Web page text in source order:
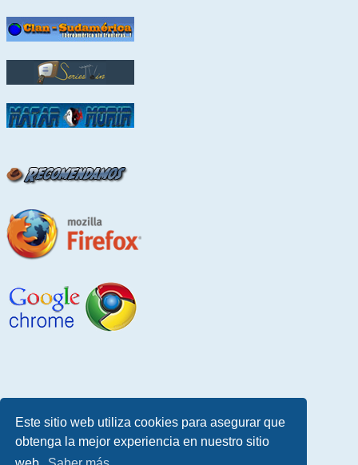
Este sitio web utiliza cookies para asegurar que
obtenga la mejor experiencia en nuestro sitio